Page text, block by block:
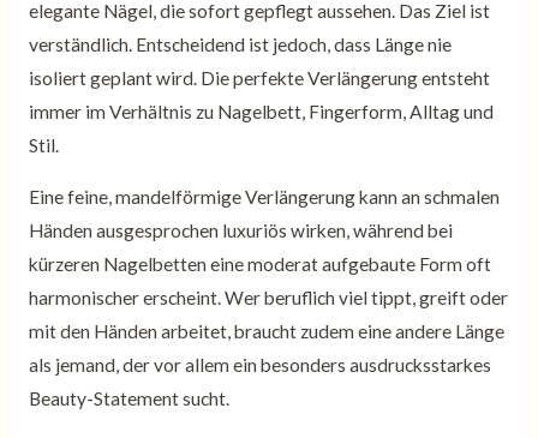
elegante Nägel, die sofort gepflegt aussehen. Das Ziel ist
verständlich. Entscheidend ist jedoch, dass Länge nie
isoliert geplant wird. Die perfekte Verlängerung entsteht
immer im Verhältnis zu Nagelbett, Fingerform, Alltag und
Stil.
Eine feine, mandelförmige Verlängerung kann an schmalen
Händen ausgesprochen luxuriös wirken, während bei
kürzeren Nagelbetten eine moderat aufgebaute Form oft
harmonischer erscheint. Wer beruflich viel tippt, greift oder
mit den Händen arbeitet, braucht zudem eine andere Länge
als jemand, der vor allem ein besonders ausdrucksstarkes
Beauty-Statement sucht.